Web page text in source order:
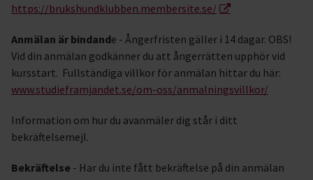
https://brukshundklubben.membersite.se/
Anmälan är bindande - Ångerfristen gäller i 14 dagar. OBS!
Vid din anmälan godkänner du att ångerrätten upphör vid
kursstart. Fullständiga villkor för anmälan hittar du här:
www.studieframjandet.se/om-oss/anmalningsvillkor/
Information om hur du avanmäler dig står i ditt
bekräftelsemejl.
Bekräftelse - Har du inte fått bekräftelse på din anmälan